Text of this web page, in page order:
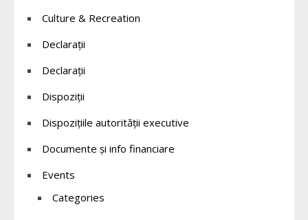
Culture & Recreation
Declaraţii
Declarații
Dispoziții
Dispozițiile autorității executive
Documente și info financiare
Events
Categories